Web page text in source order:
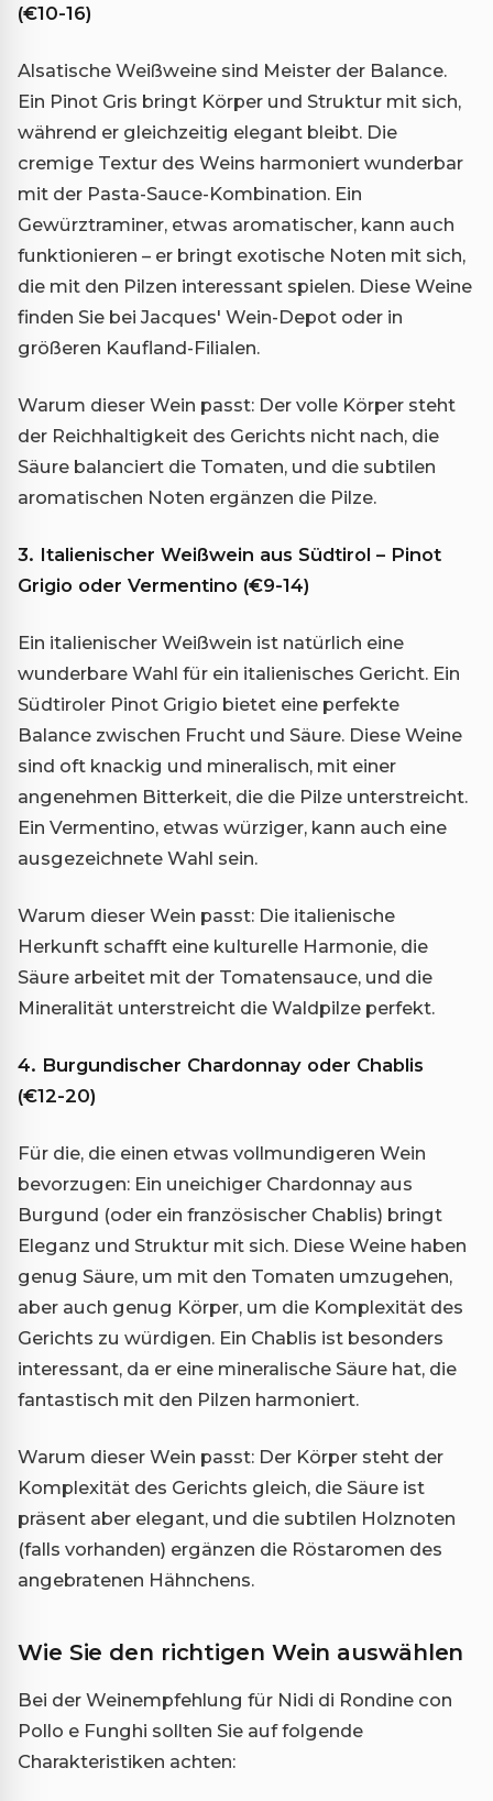
(€10-16)
Alsatische Weißweine sind Meister der Balance.
Ein Pinot Gris bringt Körper und Struktur mit sich,
während er gleichzeitig elegant bleibt. Die
cremige Textur des Weins harmoniert wunderbar
mit der Pasta-Sauce-Kombination. Ein
Gewürztraminer, etwas aromatischer, kann auch
funktionieren – er bringt exotische Noten mit sich,
die mit den Pilzen interessant spielen. Diese Weine
finden Sie bei Jacques' Wein-Depot oder in
größeren Kaufland-Filialen.
Warum dieser Wein passt: Der volle Körper steht
der Reichhaltigkeit des Gerichts nicht nach, die
Säure balanciert die Tomaten, und die subtilen
aromatischen Noten ergänzen die Pilze.
3. Italienischer Weißwein aus Südtirol – Pinot
Grigio oder Vermentino (€9-14)
Ein italienischer Weißwein ist natürlich eine
wunderbare Wahl für ein italienisches Gericht. Ein
Südtiroler Pinot Grigio bietet eine perfekte
Balance zwischen Frucht und Säure. Diese Weine
sind oft knackig und mineralisch, mit einer
angenehmen Bitterkeit, die die Pilze unterstreicht.
Ein Vermentino, etwas würziger, kann auch eine
ausgezeichnete Wahl sein.
Warum dieser Wein passt: Die italienische
Herkunft schafft eine kulturelle Harmonie, die
Säure arbeitet mit der Tomatensauce, und die
Mineralität unterstreicht die Waldpilze perfekt.
4. Burgundischer Chardonnay oder Chablis
(€12-20)
Für die, die einen etwas vollmundigeren Wein
bevorzugen: Ein uneichiger Chardonnay aus
Burgund (oder ein französischer Chablis) bringt
Eleganz und Struktur mit sich. Diese Weine haben
genug Säure, um mit den Tomaten umzugehen,
aber auch genug Körper, um die Komplexität des
Gerichts zu würdigen. Ein Chablis ist besonders
interessant, da er eine mineralische Säure hat, die
fantastisch mit den Pilzen harmoniert.
Warum dieser Wein passt: Der Körper steht der
Komplexität des Gerichts gleich, die Säure ist
präsent aber elegant, und die subtilen Holznoten
(falls vorhanden) ergänzen die Röstaromen des
angebratenen Hähnchens.
Wie Sie den richtigen Wein auswählen
Bei der Weinempfehlung für Nidi di Rondine con
Pollo e Funghi sollten Sie auf folgende
Charakteristiken achten: